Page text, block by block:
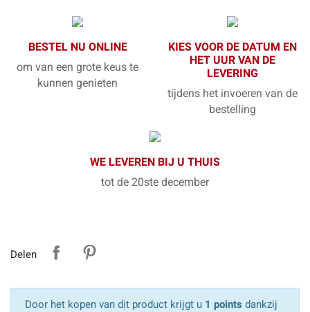
BESTEL NU ONLINE
om van een grote keus te
kunnen genieten
KIES VOOR DE DATUM EN
HET UUR VAN DE
LEVERING
tijdens het invoeren van de
bestelling
WE LEVEREN BIJ U THUIS
tot de 20ste december
Delen
Door het kopen van dit product krijgt u 1 points dankzij